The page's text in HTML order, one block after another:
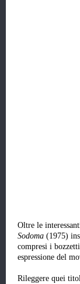
Oltre le
Sodoma (1975)
compresi i
espressione del
Rileggere quei